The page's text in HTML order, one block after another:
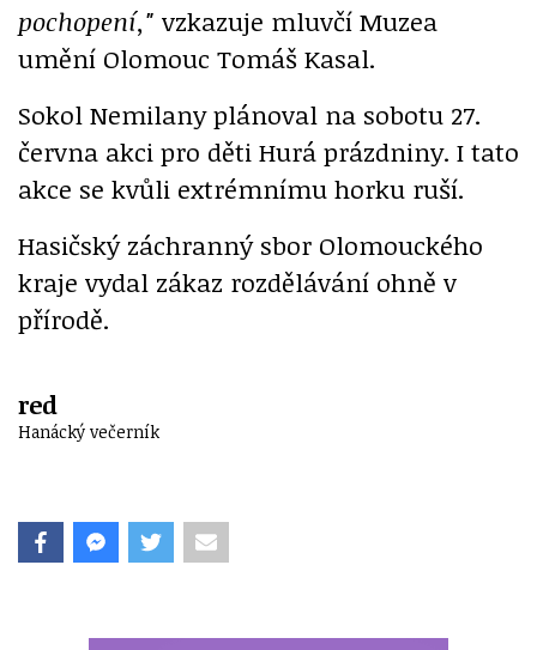
pochopení," vzkazuje mluvčí Muzea
umění Olomouc Tomáš Kasal.
Sokol Nemilany plánoval na sobotu 27.
června akci pro děti Hurá prázdniny. I tato
akce se kvůli extrémnímu horku ruší.
Hasičský záchranný sbor Olomouckého
kraje vydal zákaz rozdělávání ohně v
přírodě.
red
Hanácký večerník